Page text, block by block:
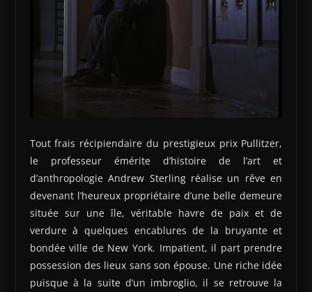
Tout frais récipiendaire du prestigieux prix Pullitzer,
le professeur émérite d’histoire de l’art et
d’anthropologie Andrew Sterling réalise un rêve en
devenant l’heureux propriétaire d’une belle demeure
située sur une île, véritable havre de paix et de
verdure à quelques encablures de la bruyante et
bondée ville de New York. Impatient, il part prendre
possession des lieux sans son épouse. Une riche idée
puisque à la suite d’un imbroglio, il se retrouve la